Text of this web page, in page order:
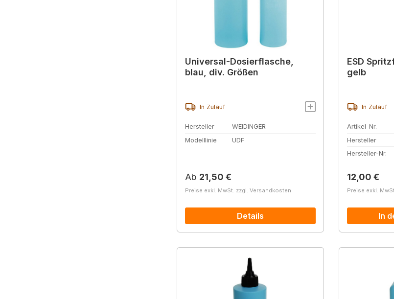
Universal-Dosierflasche,
blau, div. Größen
In Zulauf
Hersteller
WEIDINGER
Modelllinie
UDF
Regulärer Preis:
Ab 21,50 €
Preise exkl. MwSt. zzgl. Versandkosten
Details
ESD
gelb
In Zulauf
Artikel-Nr.
Hersteller
Hersteller-Nr.
Regulärer
12,00 €
Preise exkl.
In